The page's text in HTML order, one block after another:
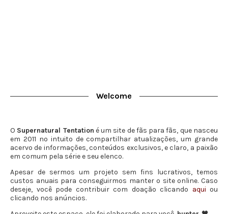
Welcome
O Supernatural Tentation é um site de fãs para fãs, que nasceu
em 2011 no intuito de compartilhar atualizações, um grande
acervo de informações, conteúdos exclusivos, e claro, a paixão
em comum pela série e seu elenco.
Apesar de sermos um projeto sem fins lucrativos, temos
custos anuais para conseguirmos manter o site online. Caso
deseje, você pode contribuir com doação clicando aqui ou
clicando nos anúncios.